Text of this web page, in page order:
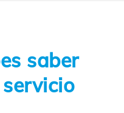
saber